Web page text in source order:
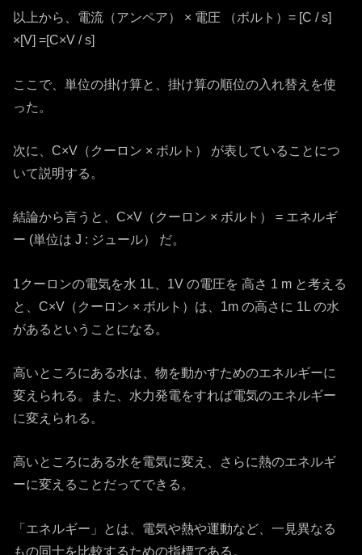
以上から、電流（アンペア） × 電圧 （ボルト）= [C / s]
×[V] =[C×V / s]
ここで、単位の掛け算と、掛け算の順位の入れ替えを使
った。
次に、C×V（クーロン × ボルト） が表していることにつ
いて説明する。
結論から言うと、C×V（クーロン × ボルト） = エネルギ
ー (単位は J : ジュール） だ。
1クーロンの電気を水 1L、1V の電圧を 高さ 1 m と考える
と、C×V（クーロン × ボルト）は、1m の高さに 1L の水
があるということになる。
高いところにある水は、物を動かすためのエネルギーに
変えられる。また、水力発電をすれば電気のエネルギー
に変えられる。
高いところにある水を電気に変え、さらに熱のエネルギ
ーに変えることだってできる。
「エネルギー」とは、電気や熱や運動など、一見異なる
もの同士を比較するための指標である。